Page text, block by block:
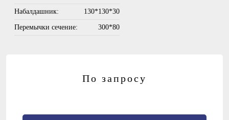
Набалдашник: 130*130*30
Перемычки сечение: 300*80
По запросу